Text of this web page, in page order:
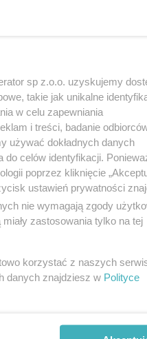
sp z.o.o. uzyskujemy
takie jak unikalne
w celu zapewniania
i treści, badanie
używać dokładnych danych
celów identyfikacji.
poprzez kliknięcie
ustawień prywatności
nie wymagają zgody
zastosowania tylko na tej
korzystać z naszych
danych znajdziesz w Polityce